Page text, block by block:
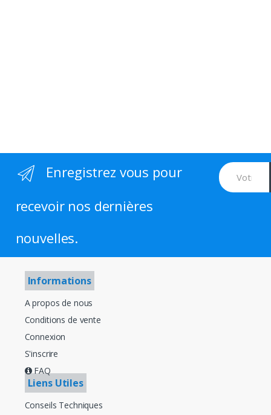
Enregistrez vous pour
recevoir nos dernières
nouvelles.
Informations
A propos de nous
Conditions de vente
Connexion
S'inscrire
FAQ
Liens Utiles
Conseils Techniques